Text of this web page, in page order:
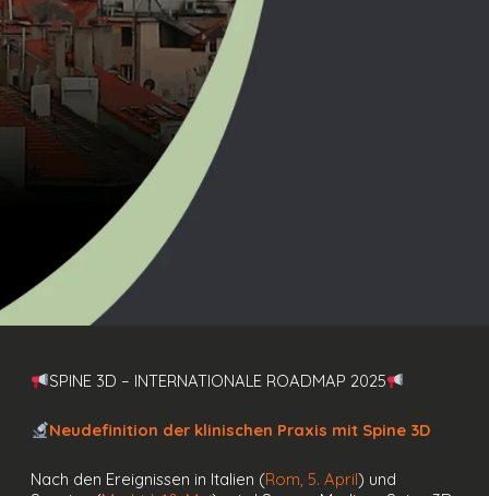
SPINE 3D – INTERNATIONALE ROADMAP 2025
Neudefinition der klinischen Praxis mit Spine 3D
Nach den Ereignissen in Italien (Rom, 5. April) und